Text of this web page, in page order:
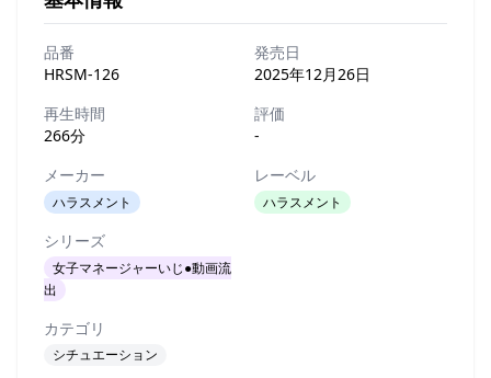
品番
HRSM-126
発売日
2025年12月26日
再生時間
266分
評価
-
メーカー
ハラスメント
レーベル
ハラスメント
シリーズ
女子マネージャーいじ●動画流
出
カテゴリ
シチュエーション